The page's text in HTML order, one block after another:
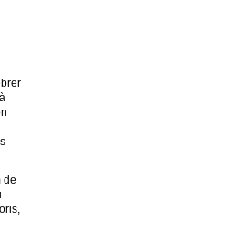
de